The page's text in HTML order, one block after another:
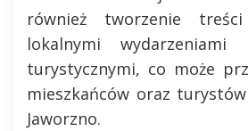
również tworzenie
lokalnymi wydarzeniami
turystycznymi, co może
mieszkańców oraz
Jaworzno.